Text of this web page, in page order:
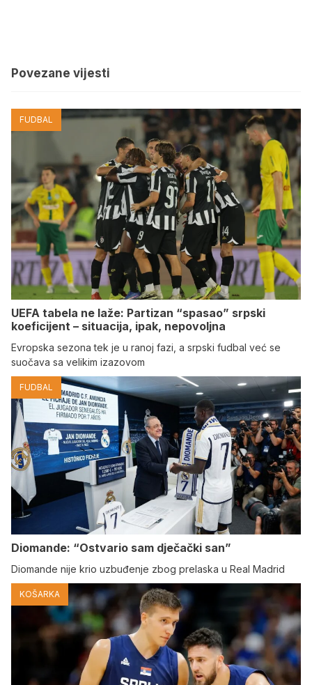
Povezane vijesti
FUDBAL
UEFA tabela ne laže: Partizan “spasao” srpski
koeficijent – situacija, ipak, nepovoljna
Evropska sezona tek je u ranoj fazi, a srpski fudbal već se
suočava sa velikim izazovom
FUDBAL
Diomande: “Ostvario sam dječački san”
Diomande nije krio uzbuđenje zbog prelaska u Real Madrid
KOŠARKA